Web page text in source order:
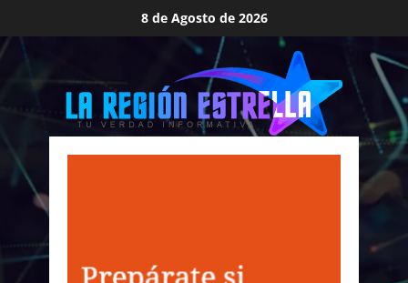
al
contenido
8 de Agosto de 2026